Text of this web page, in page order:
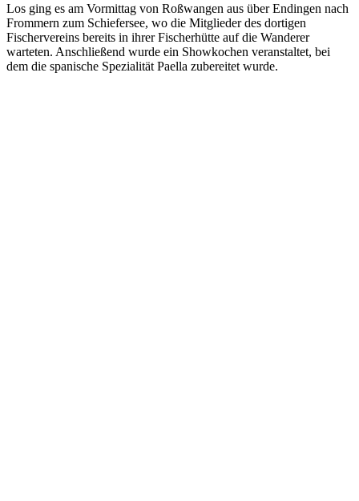
Los ging es am Vormittag von Roßwangen aus über Endingen nach
Frommern zum Schiefersee, wo die Mitglieder des dortigen
Fischervereins bereits in ihrer Fischerhütte auf die Wanderer
warteten. Anschließend wurde ein Showkochen veranstaltet, bei
dem die spanische Spezialität Paella zubereitet wurde.